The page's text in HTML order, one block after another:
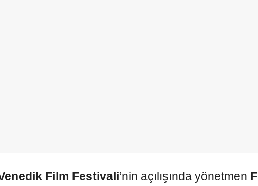
Film Festivali’nin açılışında yönetmen